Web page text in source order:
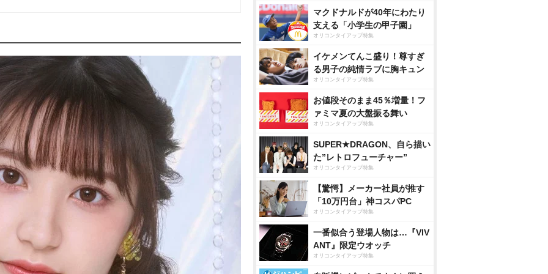
マクドナルドが40年にわたり
支える「小学生の甲子園」
オリコンタイアップ特集
イケメンてんこ盛り！尊すぎ
る男子の純情ラブに胸キュン
オリコンタイアップ特集
お値段そのまま45％増量！フ
ァミマ夏の大盤振る舞い
オリコンタイアップ特集
SUPER★DRAGON、自ら描い
た”レトロフューチャー”
オリコンタイアップ特集
【驚愕】メーカー社員が推す
「10万円台」神コスパPC
オリコンタイアップ特集
一番似合う登場人物は…『VIV
ANT』限定ウオッチ
オリコンタイアップ特集